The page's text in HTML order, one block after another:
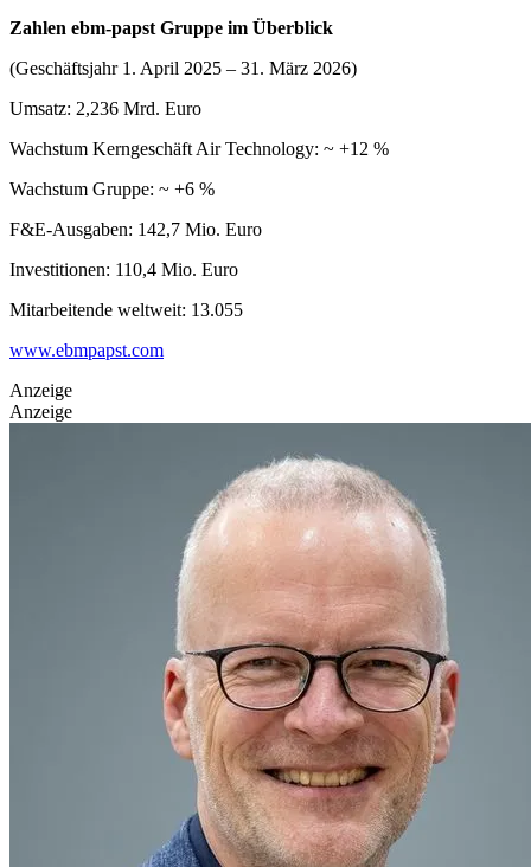
Zahlen ebm-papst Gruppe im Überblick
(Geschäftsjahr 1. April 2025 – 31. März 2026)
Umsatz: 2,236 Mrd. Euro
Wachstum Kerngeschäft Air Technology: ~ +12 %
Wachstum Gruppe: ~ +6 %
F&E-Ausgaben: 142,7 Mio. Euro
Investitionen: 110,4 Mio. Euro
Mitarbeitende weltweit: 13.055
www.ebmpapst.com
Anzeige
Anzeige